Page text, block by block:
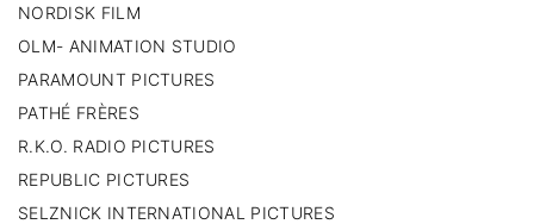
NORDISK FILM
OLM- ANIMATION STUDIO
PARAMOUNT PICTURES
PATHÉ FRÈRES
R.K.O. RADIO PICTURES
REPUBLIC PICTURES
SELZNICK INTERNATIONAL PICTURES